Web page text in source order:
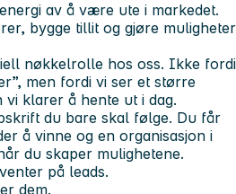
av å være ute i markedet.
bygge tillit og gjøre muligheter
nøkkelrolle hos oss. Ikke fordi
men fordi vi ser et større
vi klarer å hente ut i dag.
du bare skal følge. Du får
å vinne og en organisasjon i
du skaper mulighetene.
på leads.
dem.